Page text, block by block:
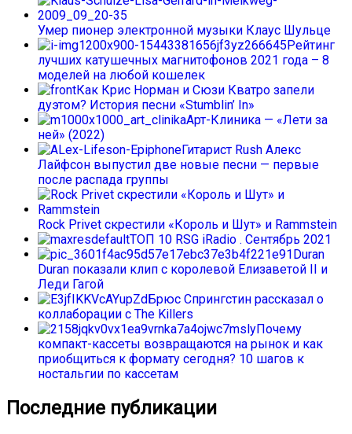
Умер пионер электронной музыки Клаус Шульце
Рейтинг
лучших катушечных магнитофонов 2021 года – 8
моделей на любой кошелек
Как Крис Норман и Сюзи Кватро запели
дуэтом? История песни «Stumblin’ In»
Арт-Клиника — «Лети за
ней» (2022)
Гитарист Rush Алекс
Лайфсон выпустил две новые песни — первые
после распада группы
Rock Privet скрестили «Король и Шут» и Rammstein
ТОП 10 RSG iRadio . Сентябрь 2021
Duran
Duran показали клип с королевой Елизаветой II и
Леди Гагой
Брюс Спрингстин рассказал о
коллаборации с The Killers
Почему
компакт-кассеты возвращаются на рынок и как
приобщиться к формату сегодня? 10 шагов к
ностальгии по кассетам
Последние публикации